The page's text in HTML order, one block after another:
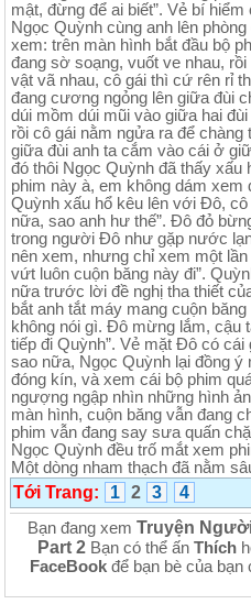
mật, đừng để ai biết”. Vẻ bí
Ngọc Quỳnh cùng anh lên
xem: trên màn hình bắt đầu bộ
đang sờ soạng, vuốt ve nhau,
vật vã nhau, cô gái thì cứ rên rỉ
đang cương ngỏng lên giữa đùi
dúi mồm dúi mũi vào giữa hai
rồi cô gái nằm ngửa ra để
giữa đùi anh ta cắm vào cái ở
đó thôi Ngọc Quỳnh đã thấy xấu
phim này à, em không dám xem
Quỳnh xấu hổ kêu lên với Đô, cô
nữa, sao anh hư thế”. Đô đỏ
trong người Đô như gặp nước
nên xem, nhưng chỉ xem một
vứt luôn cuộn băng này đi”.
nữa trước lời đề nghị tha thiết
bắt anh tắt máy mang cuộn
không nói gì. Đô mừng lắm, cậu
tiếp đi Quỳnh”. Vẻ mặt Đô có
sao nữa, Ngọc Quỳnh lại đồng
đóng kín, và xem cái bộ phim
ngượng ngập nhìn những hình
màn hình, cuộn băng vẫn đang
phim vẫn đang say sưa quấn
Ngọc Quỳnh đều trố mắt xem
Một dòng nham thạch đã nằm
Tới Trang: 1 2 3 4
Bạn đang xem Truyện
Part 2 Bạn có thể ấn Thích
FaceBook để bạn bè của bạn